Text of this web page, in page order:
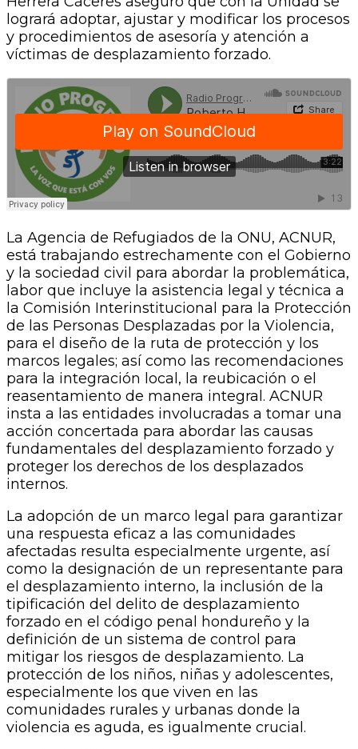
logrará adoptar, ajustar y modificar los procesos
y procedimientos de asesoría y atención a
víctimas de desplazamiento forzado.
La Agencia de Refugiados de la ONU, ACNUR,
está trabajando estrechamente con el Gobierno
y la sociedad civil para abordar la problemática,
labor que incluye la asistencia legal y técnica a
la Comisión Interinstitucional para la Protección
de las Personas Desplazadas por la Violencia,
para el diseño de la ruta de protección y los
marcos legales; así como las recomendaciones
para la integración local, la reubicación o el
reasentamiento de manera integral. ACNUR
insta a las entidades involucradas a tomar una
acción concertada para abordar las causas
fundamentales del desplazamiento forzado y
proteger los derechos de los desplazados
internos.
La adopción de un marco legal para garantizar
una respuesta eficaz a las comunidades
afectadas resulta especialmente urgente, así
como la designación de un representante para
el desplazamiento interno, la inclusión de la
tipificación del delito de desplazamiento
forzado en el código penal hondureño y la
definición de un sistema de control para
mitigar los riesgos de desplazamiento. La
protección de los niños, niñas y adolescentes,
especialmente los que viven en las
comunidades rurales y urbanas donde la
violencia es aguda, es igualmente crucial.